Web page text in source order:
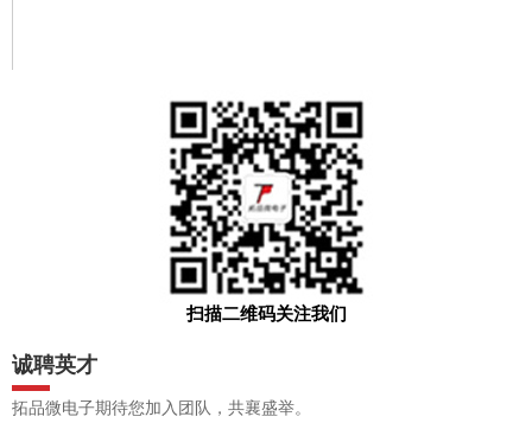
扫描二维码关注我们
诚聘英才
拓品微电子期待您加入团队，共襄盛举。